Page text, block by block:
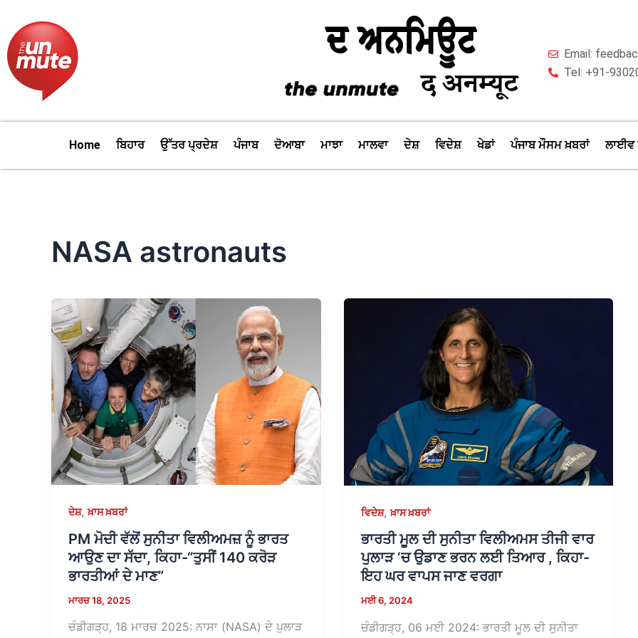
content
Email:
Tel: +91-
Home ਬਿਹਾਰ ਉੱਤਰ ਪ੍ਰਦੇਸ਼ ਪੰਜਾਬ ਦੋਆਬਾ ਮਾਝਾ ਮਾਲਵਾ ਦੇਸ਼ ਵਿਦੇਸ਼ ਖੇਡਾਂ ਪੰਜਾਬ ਮੌਸਮ ਖ਼ਬਰਾਂ ਲਾਈਵ
NASA astronauts
ਦੇਸ਼,ਖ਼ਾਸ ਖ਼ਬਰਾਂ
PM ਮੋਦੀ ਵੱਲੋਂ ਸੁਨੀਤਾ ਵਿਲੀਅਮਜ਼ ਨੂੰ ਭਾਰਤ
ਆਉਣ ਦਾ ਸੱਦਾ, ਕਿਹਾ-“ਤੁਸੀਂ 140 ਕਰੋੜ
ਭਾਰਤੀਆਂ ਦੇ ਮਾਣ”
ਮਾਰਚ 18, 2025
ਚੰਡੀਗੜ੍ਹ, 18 ਮਾਰਚ 2025: ਨਾਸਾ (NASA) ਦੇ ਪੁਲਾੜ
ਵਿਦੇਸ਼,ਖ਼ਾਸ ਖ਼ਬਰਾਂ
ਭਾਰਤੀ ਮੂਲ ਦੀ ਸੁਨੀਤਾ ਵਿਲੀਅਮਸ ਤੀਜੀ ਵਾਰ
ਪੁਲਾੜ ‘ਚ ਉਡਾਣ ਭਰਨ ਲਈ ਤਿਆਰ , ਕਿਹਾ-
ਇਹ ਘਰ ਵਾਪਸ ਜਾਣ ਵਰਗਾ
ਮਈ 6, 2024
ਚੰਡੀਗੜ੍ਹ, 06 ਮਈ 2024: ਭਾਰਤੀ ਮੂਲ ਦੀ ਸੁਨੀਤਾ